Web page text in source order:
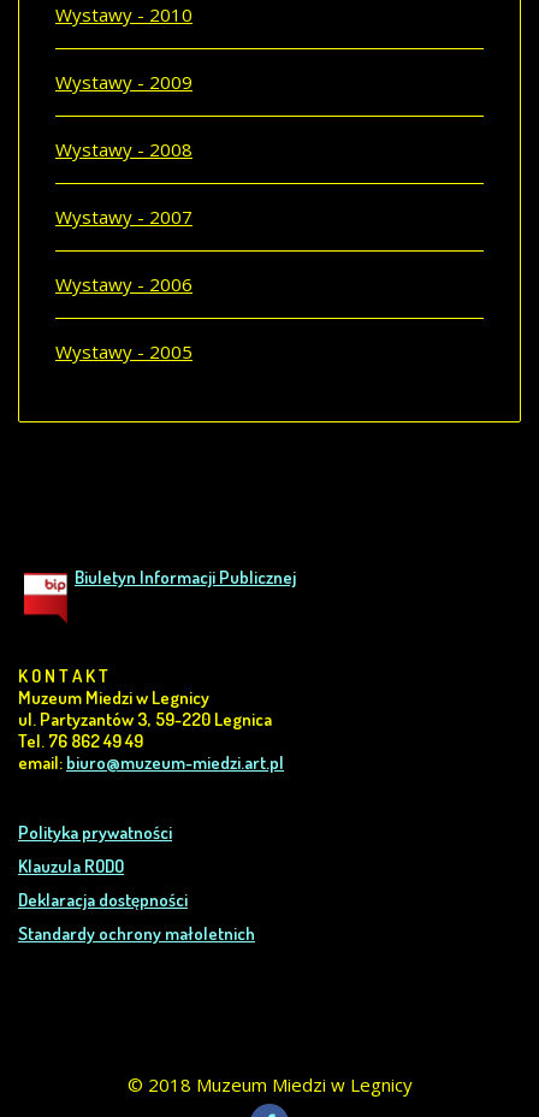
Wystawy - 2010
Wystawy - 2009
Wystawy - 2008
Wystawy - 2007
Wystawy - 2006
Wystawy - 2005
Biuletyn Informacji Publicznej
K O N T A K T
Muzeum Miedzi w Legnicy
ul. Partyzantów 3, 59-220 Legnica
Tel. 76 862 49 49
email: biuro@muzeum-miedzi.art.pl
Polityka prywatności
Klauzula RODO
Deklaracja dostępności
Standardy ochrony małoletnich
© 2018 Muzeum Miedzi w Legnicy